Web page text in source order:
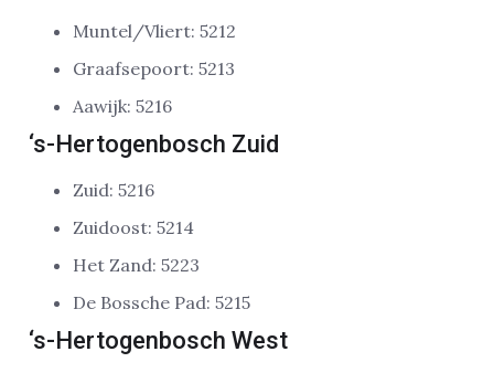
Muntel/Vliert: 5212
Graafsepoort: 5213
Aawijk: 5216
‘s-Hertogenbosch Zuid
Zuid: 5216
Zuidoost: 5214
Het Zand: 5223
De Bossche Pad: 5215
‘s-Hertogenbosch West